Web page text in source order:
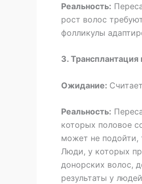
Реальность:
рост волос
фолликулы
3.
Ожидание:
Реальность:
которых половое
может не подойти,
Люди, у которых
донорских волос,
результаты у